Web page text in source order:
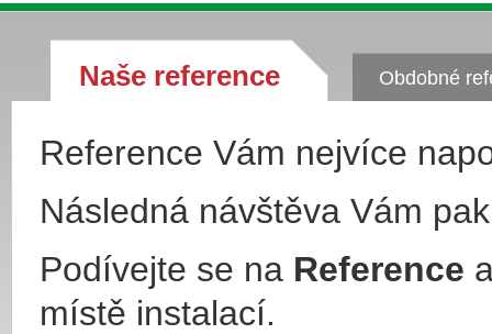
Naše reference Obdobné
Reference Vám nejvíce
Následná návštěva Vám
Podívejte se na Reference
místě instalací.